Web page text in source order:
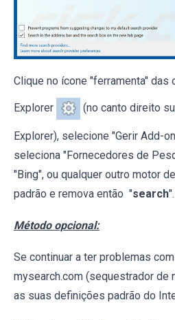
Clique no ícone "ferramenta"
Explorer (no canto direito
Explorer), selecione "Gerir Add-
seleciona "Fornecedores de
"Bing", ou qualquer outro motor
padrão e remova então "search".
Método opcional:
Se continuar a ter problemas
mysearch.com (sequestrador de
as suas definições padrão do